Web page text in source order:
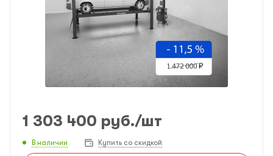
1 303 400 руб./шт
В наличии Купить со скидкой